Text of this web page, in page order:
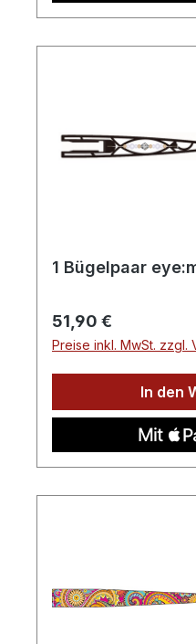
1 Bügelpaar
Regulärer Preis:
51,90 €
Preise inkl. MwSt. zzgl.
In den